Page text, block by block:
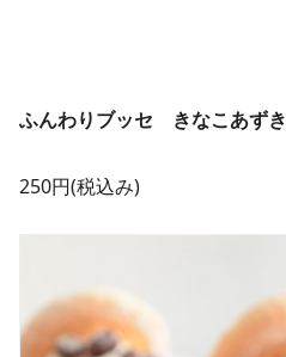
ふんわりブッセ きなこあずき
250円(税込み)